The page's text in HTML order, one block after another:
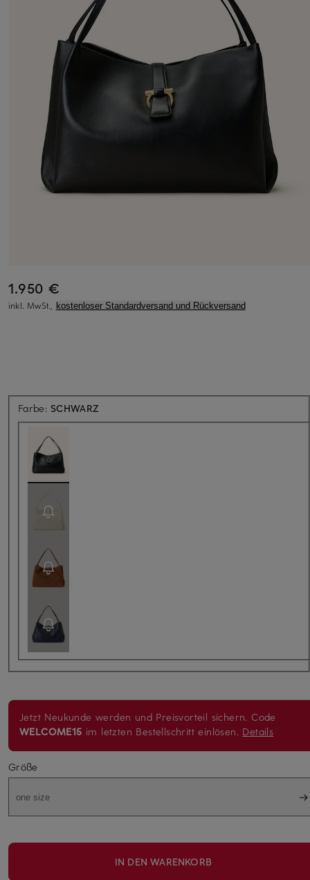
1.950 €
inkl. MwSt., kostenloser Standardversand und Rückversand
Farbe: SCHWARZ
Jetzt Neukunde werden und Preisvorteil sichern. Code
WELCOME15 im letzten Bestellschritt einlösen. Details
Größe
one size
IN DEN WARENKORB